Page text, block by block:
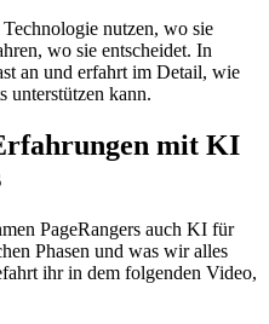
nutzen, wo sie
wo sie entscheidet. In
an und erfahrt im Detail, wie
unterstützen kann.
mit KI
PageRangers auch KI für
Phasen und was wir alles
ihr in dem folgenden Video,